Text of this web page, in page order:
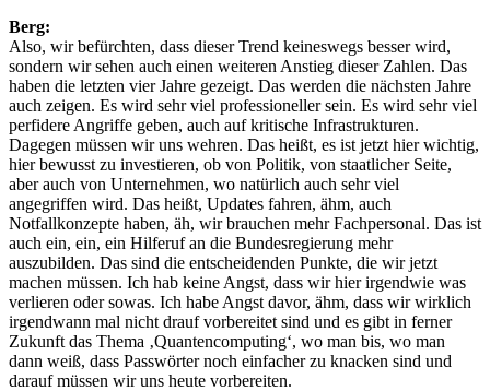
Berg:
Also, wir befürchten, dass dieser Trend keineswegs besser wird,
sondern wir sehen auch einen weiteren Anstieg dieser Zahlen. Das
haben die letzten vier Jahre gezeigt. Das werden die nächsten Jahre
auch zeigen. Es wird sehr viel professioneller sein. Es wird sehr viel
perfidere Angriffe geben, auch auf kritische Infrastrukturen.
Dagegen müssen wir uns wehren. Das heißt, es ist jetzt hier wichtig,
hier bewusst zu investieren, ob von Politik, von staatlicher Seite,
aber auch von Unternehmen, wo natürlich auch sehr viel
angegriffen wird. Das heißt, Updates fahren, ähm, auch
Notfallkonzepte haben, äh, wir brauchen mehr Fachpersonal. Das ist
auch ein, ein, ein Hilferuf an die Bundesregierung mehr
auszubilden. Das sind die entscheidenden Punkte, die wir jetzt
machen müssen. Ich hab keine Angst, dass wir hier irgendwie was
verlieren oder sowas. Ich habe Angst davor, ähm, dass wir wirklich
irgendwann mal nicht drauf vorbereitet sind und es gibt in ferner
Zukunft das Thema ‚Quantencomputing‘, wo man bis, wo man
dann weiß, dass Passwörter noch einfacher zu knacken sind und
darauf müssen wir uns heute vorbereiten.